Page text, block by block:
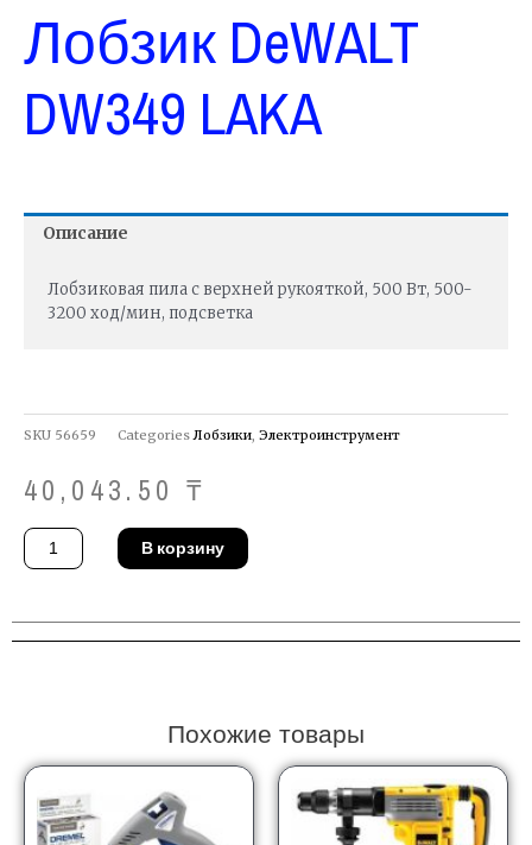
Лобзик DeWALT
DW349 LAKA
Описание
Лобзиковая пила с верхней рукояткой, 500 Вт, 500-
3200 ход/мин, подсветка
SKU 56659 Categories Лобзики Электроинструмент
40,043.50 ₸
Количество
товара
Лобзик
В корзину
Похожие товары